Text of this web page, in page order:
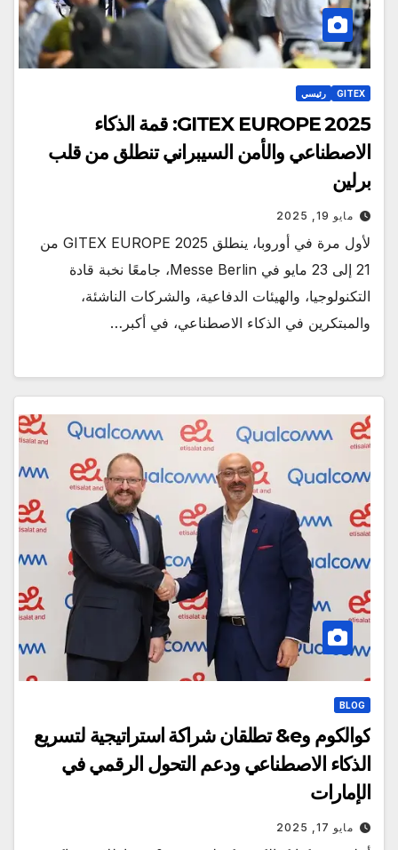
GITEX رئيسي
GITEX EUROPE 2025: قمة الذكاء
الاصطناعي والأمن السيبراني تنطلق من قلب
برلين
مايو 19, 2025
لأول مرة في أوروبا، ينطلق GITEX EUROPE 2025 من
21 إلى 23 مايو في Messe Berlin، جامعًا نخبة قادة
التكنولوجيا، والهيئات الدفاعية، والشركات الناشئة،
والمبتكرين في الذكاء الاصطناعي، في أكبر…
BLOG
كوالكوم وe& تطلقان شراكة استراتيجية لتسريع
الذكاء الاصطناعي ودعم التحول الرقمي في
الإمارات
مايو 17, 2025